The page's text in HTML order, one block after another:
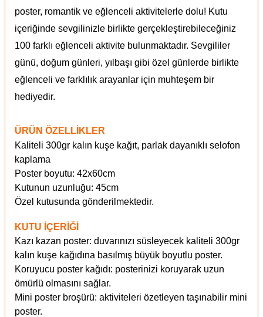
poster, romantik ve eğlenceli aktivitelerle dolu! Kutu
içeriğinde sevgilinizle birlikte gerçekleştirebileceğiniz
100 farklı eğlenceli aktivite bulunmaktadır. Sevgililer
günü, doğum günleri, yılbaşı gibi özel günlerde birlikte
eğlenceli ve farklılık arayanlar için muhteşem bir
hediyedir.
ÜRÜN ÖZELLİKLER
Kaliteli 300gr kalın kuşe kağıt, parlak dayanıklı selofon
kaplama
Poster boyutu: 42x60cm
Kutunun uzunluğu: 45cm
Özel kutusunda gönderilmektedir.
KUTU İÇERİĞİ
Kazı kazan poster: duvarınızı süsleyecek kaliteli 300gr
kalın kuşe kağıdına basılmış büyük boyutlu poster.
Koruyucu poster kağıdı: posterinizi koruyarak uzun
ömürlü olmasını sağlar.
Mini poster broşürü: aktiviteleri özetleyen taşınabilir mini
poster.